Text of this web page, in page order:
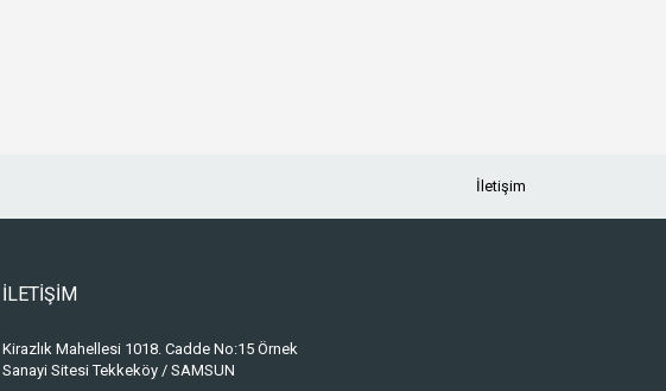
İletişim
İLETİŞİM
Kirazlık Mahellesi 1018. Cadde No:15 Örnek
Sanayi Sitesi Tekkeköy / SAMSUN